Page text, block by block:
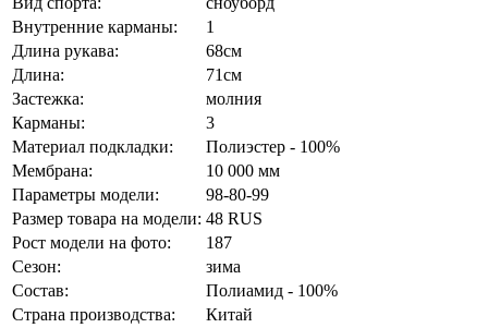
Внутренние карманы:
1
Длина рукава:
68см
Длина:
71см
Застежка:
молния
Карманы:
3
Материал подкладки:
Полиэстер - 100%
Мембрана:
10 000 мм
Параметры модели:
98-80-99
Размер товара на модели: 48 RUS
Рост модели на фото:
187
Сезон:
зима
Состав:
Полиамид - 100%
Страна производства:
Китай